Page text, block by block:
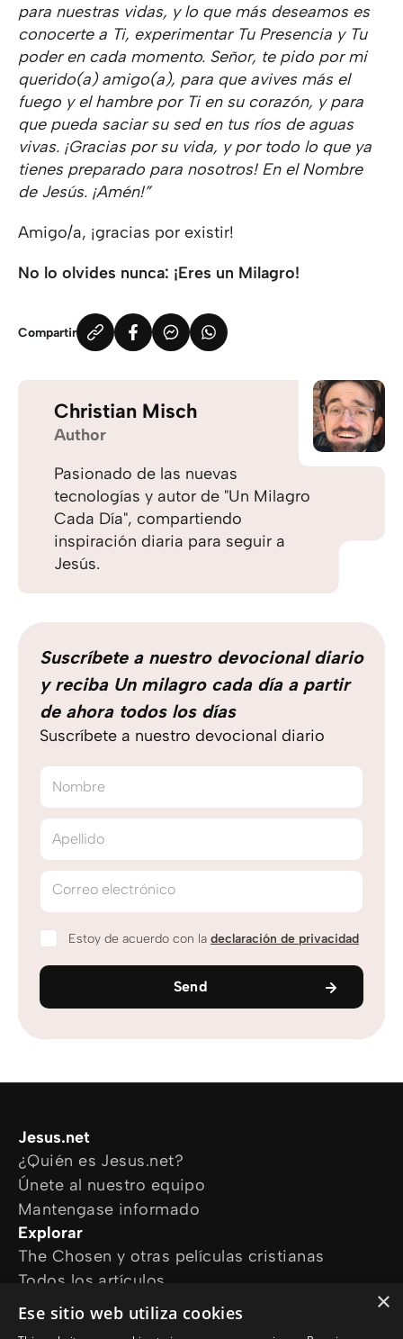
para nuestras vidas, y lo que más deseamos es
conocerte a Ti, experimentar Tu Presencia y Tu
poder en cada momento. Señor, te pido por mi
querido(a) amigo(a), para que avives más el
fuego y el hambre por Ti en su corazón, y para
que pueda saciar su sed en tus ríos de aguas
vivas. ¡Gracias por su vida, y por todo lo que ya
tienes preparado para nosotros! En el Nombre
de Jesús. ¡Amén!”
Amigo/a, ¡gracias por existir!
No lo olvides nunca: ¡Eres un Milagro!
Compartir
Christian Misch
Author
Pasionado de las nuevas
tecnologías y autor de "Un Milagro
Cada Día", compartiendo
inspiración diaria para seguir a
Jesús.
Suscríbete a nuestro devocional diario
y reciba Un milagro cada día a partir
de ahora todos los días
Suscríbete a nuestro devocional diario
Nombre
Apellido
Correo electrónico
Estoy de acuerdo con la declaración de privacidad
Send
Jesus.net
¿Quién es Jesus.net?
Únete al nuestro equipo
Mantengase informado
Explorar
The Chosen y otras películas cristianas
Todos los artículos
Cursos online
×
Ese sitio web utiliza cookies